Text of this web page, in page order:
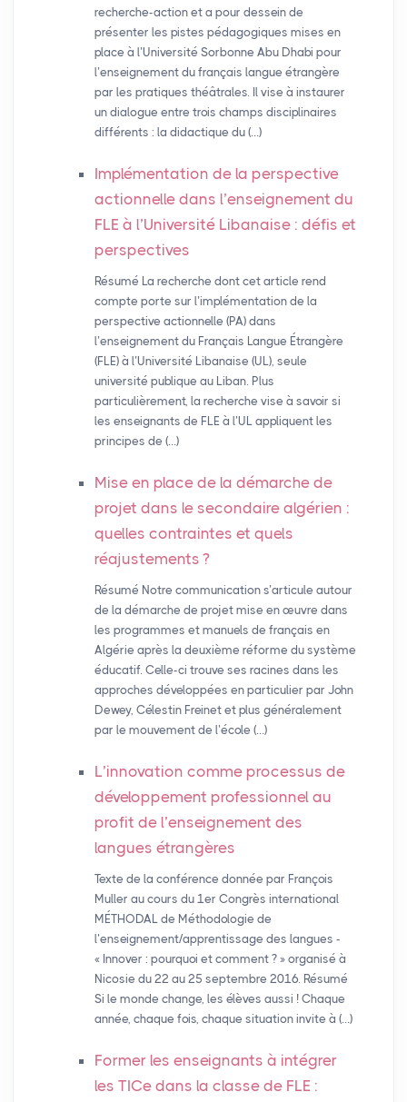
recherche-action et a pour dessein de
présenter les pistes pédagogiques mises en
place à l’Université Sorbonne Abu Dhabi pour
l’enseignement du français langue étrangère
par les pratiques théâtrales. Il vise à instaurer
un dialogue entre trois champs disciplinaires
différents : la didactique du (…)
Implémentation de la perspective
actionnelle dans l’enseignement du
FLE à l’Université Libanaise : défis et
perspectives
Résumé La recherche dont cet article rend
compte porte sur l’implémentation de la
perspective actionnelle (PA) dans
l’enseignement du Français Langue Étrangère
(FLE) à l’Université Libanaise (UL), seule
université publique au Liban. Plus
particulièrement, la recherche vise à savoir si
les enseignants de FLE à l’UL appliquent les
principes de (…)
Mise en place de la démarche de
projet dans le secondaire algérien :
quelles contraintes et quels
réajustements ?
Résumé Notre communication s’articule autour
de la démarche de projet mise en œuvre dans
les programmes et manuels de français en
Algérie après la deuxième réforme du système
éducatif. Celle-ci trouve ses racines dans les
approches développées en particulier par John
Dewey, Célestin Freinet et plus généralement
par le mouvement de l’école (…)
L’innovation comme processus de
développement professionnel au
profit de l’enseignement des
langues étrangères
Texte de la conférence donnée par François
Muller au cours du 1er Congrès international
MÉTHODAL de Méthodologie de
l’enseignement/apprentissage des langues -
« Innover : pourquoi et comment ? » organisé à
Nicosie du 22 au 25 septembre 2016. Résumé
Si le monde change, les élèves aussi ! Chaque
année, chaque fois, chaque situation invite à (…)
Former les enseignants à intégrer
les TICe dans la classe de FLE :